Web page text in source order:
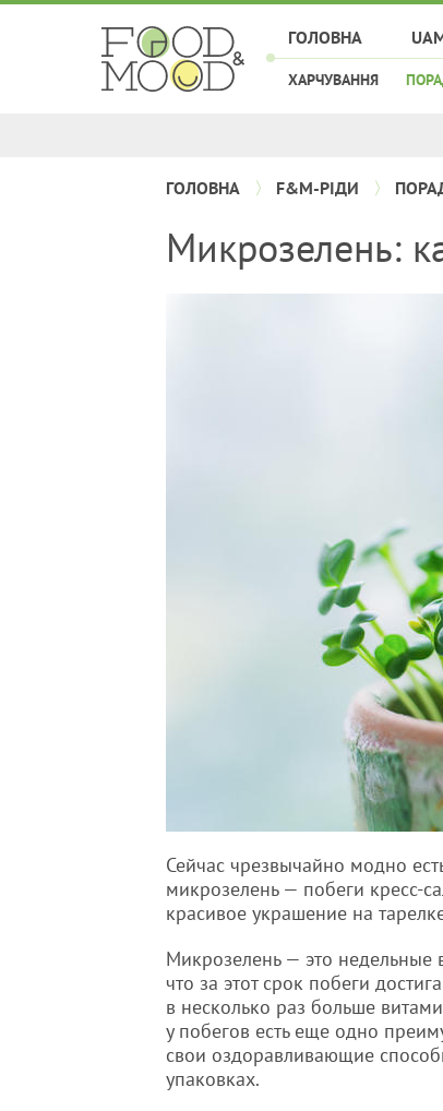
ГОЛОВНА
ХАРЧУВАННЯ
ГОЛОВНА F&M-РІДИ
Микрозелень:
Сейчас чрезвычайно модно
микрозелень — побеги кресс-
красивое украшение на
Микрозелень — это недельные
что за этот срок побеги
в несколько раз больше
у побегов есть еще одно
свои оздоравливающие
упаковках.